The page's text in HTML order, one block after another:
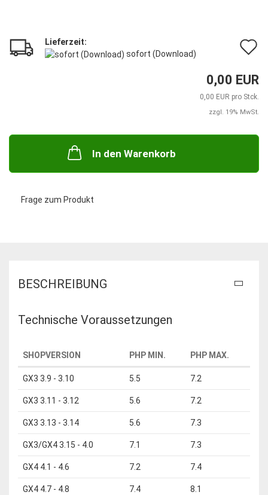
Lieferzeit:
sofort (Download)
0,00 EUR
0,00 EUR pro Stck.
zzgl. 19% MwSt.
In den Warenkorb
Frage zum Produkt
BESCHREIBUNG
Technische Voraussetzungen
SHOPVERSION PHP MIN. PHP MAX.
GX3 3.9 - 3.10 5.5 7.2
GX3 3.11 - 3.12 5.6 7.2
GX3 3.13 - 3.14 5.6 7.3
GX3/GX4 3.15 - 4.0 7.1 7.3
GX4 4.1 - 4.6 7.2 7.4
GX4 4.7 - 4.8 7.4 8.1